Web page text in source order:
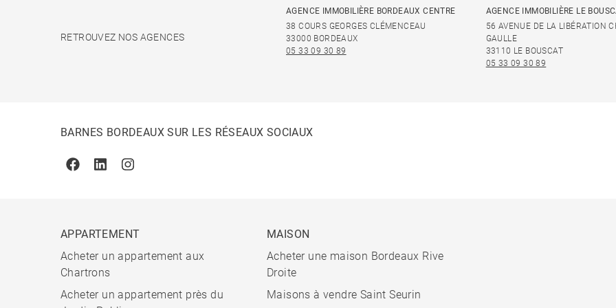
RETROUVEZ NOS AGENCES
AGENCE IMMOBILIÈRE BORDEAUX CENTRE
38 COURS GEORGES CLÉMENCEAU
33000 BORDEAUX
05 33 09 30 89
AGENCE IMMOBILIÈRE LE
56 AVENUE DE LA LIBÉRATION
GAULLE
33110 LE BOUSCAT
05 33 09 30 89
BARNES BORDEAUX SUR LES RÉSEAUX SOCIAUX
FacebookLinkedinInstagram
APPARTEMENT
Acheter un appartement aux
Chartrons
Acheter un appartement près du
MAISON
Acheter une maison Bordeaux Rive
Droite
Maisons à vendre Saint Seurin